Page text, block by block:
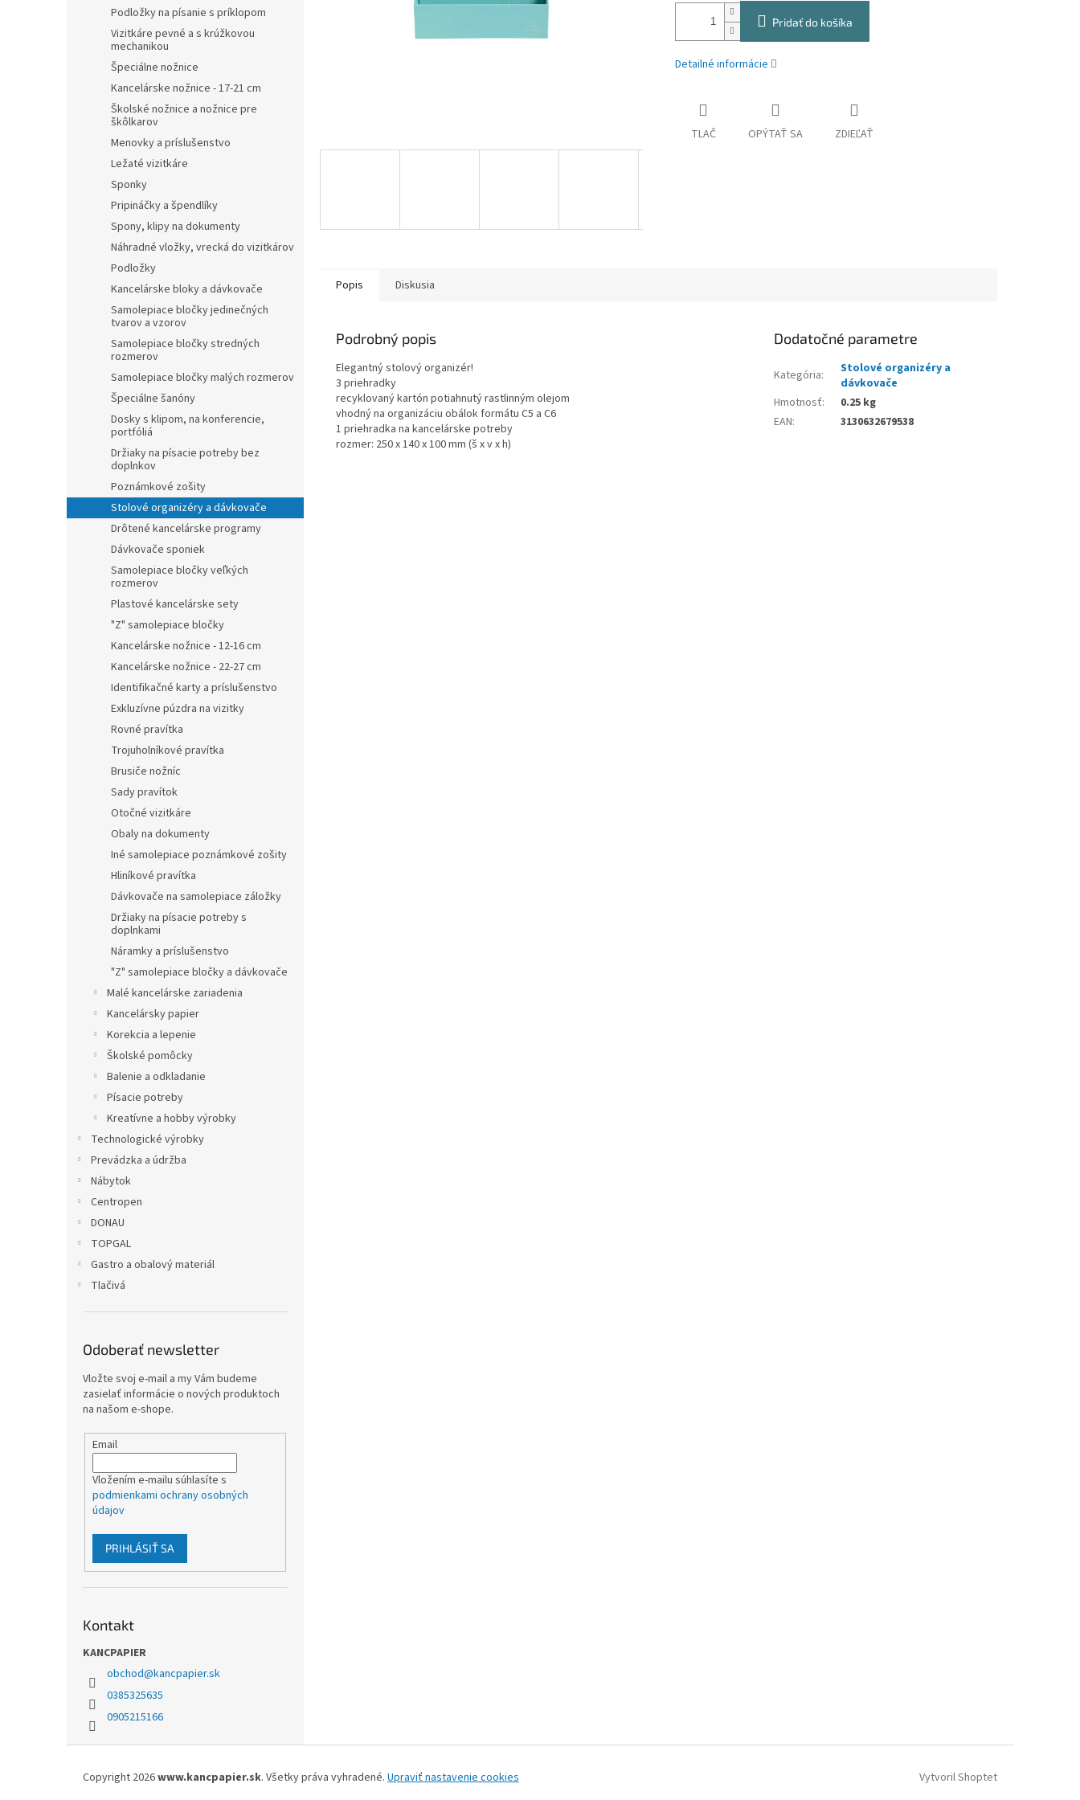
Podložky na písanie s príklopom
Vizitkáre pevné a s krúžkovou
mechanikou
Špeciálne nožnice
Kancelárske nožnice - 17-21 cm
Školské nožnice a nožnice pre
škôlkarov
Menovky a príslušenstvo
Ležaté vizitkáre
Sponky
Pripináčky a špendlíky
Spony, klipy na dokumenty
Náhradné vložky, vrecká do vizitkárov
Podložky
Kancelárske bloky a dávkovače
Samolepiace bločky jedinečných
tvarov a vzorov
Samolepiace bločky stredných
rozmerov
Samolepiace bločky malých rozmerov
Špeciálne šanóny
Dosky s klipom, na konferencie,
portfóliá
Držiaky na písacie potreby bez
doplnkov
Poznámkové zošity
Stolové organizéry a dávkovače
Drôtené kancelárske programy
Dávkovače sponiek
Samolepiace bločky veľkých
rozmerov
Plastové kancelárske sety
"Z" samolepiace bločky
Kancelárske nožnice - 12-16 cm
Kancelárske nožnice - 22-27 cm
Identifikačné karty a príslušenstvo
Exkluzívne púzdra na vizitky
Rovné pravítka
Trojuholníkové pravítka
Brusiče nožníc
Sady pravítok
Otočné vizitkáre
Obaly na dokumenty
Iné samolepiace poznámkové zošity
Hliníkové pravítka
Dávkovače na samolepiace záložky
Držiaky na písacie potreby s
doplnkami
Náramky a príslušenstvo
"Z" samolepiace bločky a dávkovače
Malé kancelárske zariadenia
Kancelársky papier
Korekcia a lepenie
Školské pomôcky
Balenie a odkladanie
Písacie potreby
Kreatívne a hobby výrobky
Technologické výrobky
Prevádzka a údržba
Nábytok
Centropen
DONAU
TOPGAL
Gastro a obalový materiál
Tlačivá
Odoberať newsletter
Vložte svoj e-mail a my Vám budeme
zasielať informácie o nových produktoch
na našom e-shope.
Email
Vložením e-mailu súhlasíte s
podmienkami ochrany osobných
údajov
PRIHLÁSIŤ SA
Kontakt
KANCPAPIER
obchod@kancpapier.sk
0385325635
0905215166
Pridať do košíka
Detailné informácie
TLAČ OPÝTAŤ SA ZDIEĽAŤ
Popis Diskusia
Podrobný popis
Elegantný stolový organizér!
3 priehradky
recyklovaný kartón potiahnutý rastlinným olejom
vhodný na organizáciu obálok formátu C5 a C6
1 priehradka na kancelárske potreby
rozmer: 250 x 140 x 100 mm (š x v x h)
Dodatočné parametre
Kategória:
Stolové organizéry a
dávkovače
Hmotnosť:
0.25 kg
EAN: 3130632679538
Vytvoril Shoptet
Copyright 2026www.kancpapier.sk. Všetky práva vyhradené. Upraviť nastavenie cookies